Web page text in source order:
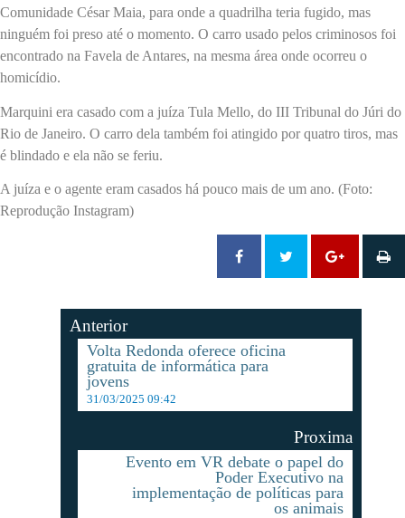
Comunidade César Maia, para onde a quadrilha teria fugido, mas
ninguém foi preso até o momento. O carro usado pelos criminosos foi
encontrado na Favela de Antares, na mesma área onde ocorreu o
homicídio.
Marquini era casado com a juíza Tula Mello, do III Tribunal do Júri do
Rio de Janeiro. O carro dela também foi atingido por quatro tiros, mas
é blindado e ela não se feriu.
A juíza e o agente eram casados há pouco mais de um ano. (Foto:
Reprodução Instagram)
Anterior
Volta Redonda oferece oficina
gratuita de informática para
jovens
31/03/2025 09:42
Proxima
Evento em VR debate o papel do
Poder Executivo na
implementação de políticas para
os animais